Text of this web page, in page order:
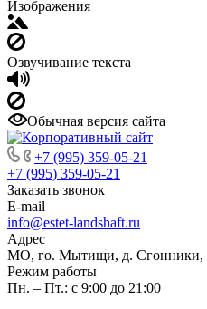
Изображения
Озвучивание текста
Обычная версия сайта
+7 (995) 359-05-21
+7 (995) 359-05-21
Заказать звонок
E-mail
info@estet-landshaft.ru
Адрес
МО, го. Мытищи, д. Сгонники,
Режим работы
Пн. – Пт.: с 9:00 до 21:00